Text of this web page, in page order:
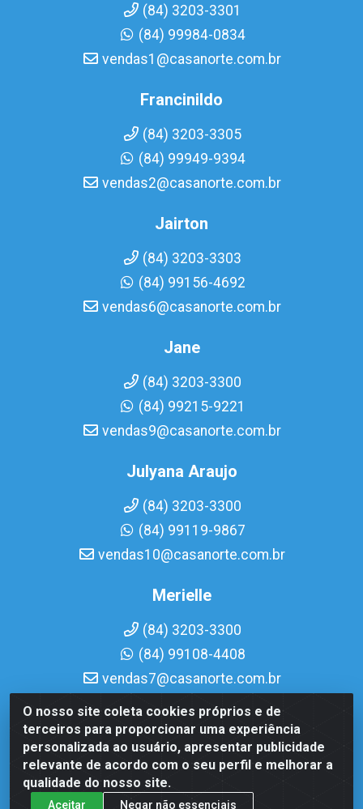
O nosso site coleta cookies próprios e de
terceiros para proporcionar uma experiência
personalizada ao usuário, apresentar publicidade
relevante de acordo com o seu perfil e melhorar a
qualidade do nosso site.
Aceitar Negar não essenciais
(84) 3203-3301
(84) 99984-0834
vendas1@casanorte.com.br
Francinildo
(84) 3203-3305
(84) 99949-9394
vendas2@casanorte.com.br
Jairton
(84) 3203-3303
(84) 99156-4692
vendas6@casanorte.com.br
Jane
(84) 3203-3300
(84) 99215-9221
vendas9@casanorte.com.br
Julyana Araujo
(84) 3203-3300
(84) 99119-9867
vendas10@casanorte.com.br
Merielle
(84) 3203-3300
(84) 99108-4408
vendas7@casanorte.com.br
Casa Norte LTDA - Av. Interventor Mário Câmara, 1815 -
Dix-Sept Rosado, Natal/RN - CEP 59054-600 - CNPJ
08.713.513/0001-51